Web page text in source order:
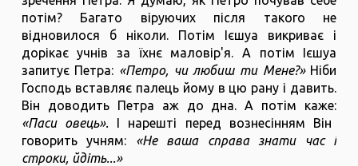
потім? Багато віруючих після такого не
відновилося б ніколи. Потім Ієшуа викриває і
дорікає учнів за їхнє маловір'я. А потім Ієшуа
запитує Петра: «Петро, ​​чи любиш ти Мене?»Ніби
Господь вставляє палець йому в цю рану і давить.
Він доводить Петра аж до дна. А потім каже:
«Паси овець». І нарешті перед вознесінням Він
говорить учням: «Не ваша справа знати час і
строки, йдіть...»